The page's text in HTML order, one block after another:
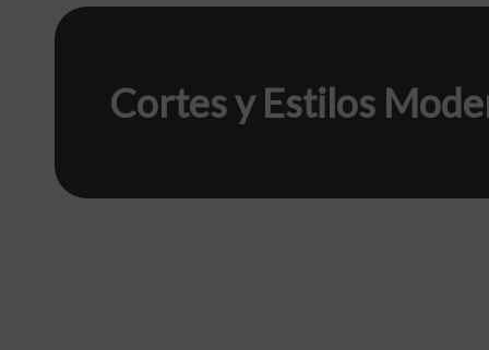
Cortes y Estilos